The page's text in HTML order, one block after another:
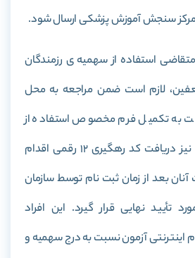
سنجش آموزش پزشکی ارسال شود.
استفاده از سهمیه ی رزمندگان
لازم است ضمن مراجعه به محل
به تکمیل فرم مخصوص استفاده از
سهمیه ی رزمندگان و نیز دریافت کد رهگیری 12 رقمی اقدام
آنان بعد از زمان ثبت نام توسط سازمان
تأیید نهایی قرار گیرد. این افراد
اینترنتی آزمون نسبت به درج سهمیه و